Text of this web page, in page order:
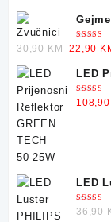
5.00 od
30,90KM Original
was:
30,90
22,90
LED
25W
Ocjenjeno
5.00od
108,90
LED
5.00od
36,90